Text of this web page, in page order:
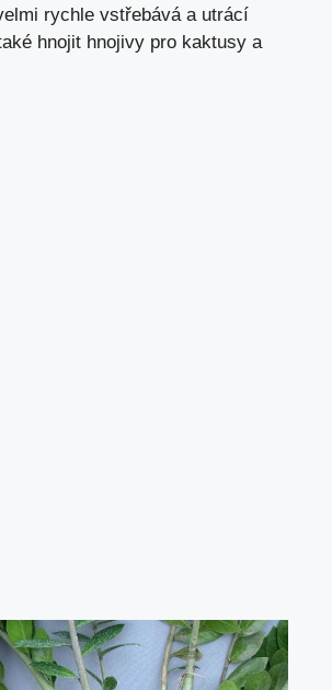
rychle vstřebává a utrácí
hnojit hnojivy pro kaktusy a